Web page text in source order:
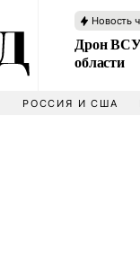
Новость
Дрон
области
РОССИЯ И США